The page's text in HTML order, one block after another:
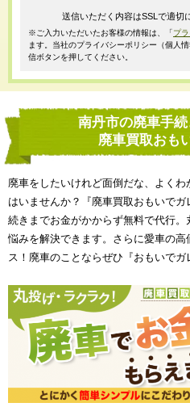
送信いただく内容はSSLで適切
※ご入力いただいたお客様の情報は、「プ
ます。当社のプライバシーポリシー（個人
信ボタンを押してください。
南丹市の廃車手
廃車買取おも
廃車をしたいけれど面倒だな、よく
はいませんか？『廃車買取おもいで
続きまでお金がかからず無料で代行
悩みを解決できます。さらに愛車の
ス！廃車のことならぜひ『おもいでガ